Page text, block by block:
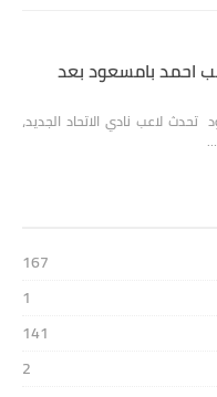
احمد بامسعود بعد
لاعب نادي الاتحاد الجديد،
167
1
141
2